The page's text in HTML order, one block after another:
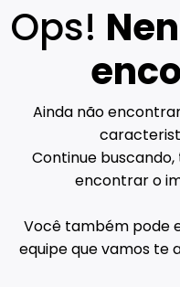
Ops!
Ainda não
Continue
encontrar o
Você também pode
equipe que vamos te